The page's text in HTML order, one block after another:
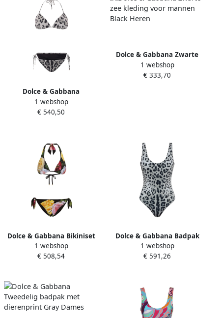
Dolce & Gabbana
Luipaardprint Bikini Set
met Pouch Black Dames
1 webshop
€ 540,50
Dolce & Gabbana Zwarte
zee kleding voor mannen
Black Heren
1 webshop
€ 333,70
Dolce & Gabbana Bikiniset
met Pioenrozenprint en
Pouch Multicolor Dames
1 webshop
€ 508,54
Dolce & Gabbana Badpak
met dierenprint Gray
Dames
1 webshop
€ 591,26